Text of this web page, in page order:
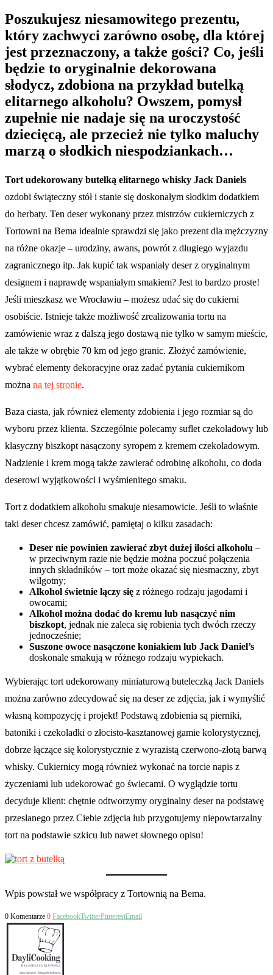
Poszukujesz niesamowitego prezentu,
który zachwyci zarówno osobę, dla której
jest przeznaczony, a także gości? Co, jeśli
będzie to oryginalnie dekorowana
słodycz, zdobiona na przykład butelką
elitarnego alkoholu? Owszem, pomysł
zupełnie nie nadaje się na uroczystość
dziecięcą, ale przecież nie tylko maluchy
marzą o słodkich niespodziankach…
Tort udekorowany butelką elitarnego whisky Jack Daniels
ozdobi świąteczny stół i stanie się doskonałym słodkim dodatkiem
do herbaty. Ten deser wykonany przez mistrzów cukierniczych z
Tortowni na Bema idealnie sprawdzi się jako prezent dla mężczyzny
na różne okazje – urodziny, awans, powrót z długiego wyjazdu
zagranicznego itp. Jak kupić tak wspaniały deser z oryginalnym
designem i naprawdę wspaniałym smakiem? Jest to bardzo proste!
Jeśli mieszkasz we Wrocławiu – możesz udać się do cukierni
osobiście. Istnieje także możliwość zrealizowania tortu na
zamówienie wraz z dalszą jego dostawą nie tylko w samym mieście,
ale także w obrębie 70 km od jego granic. Złożyć zamówienie,
wybrać elementy dekoracyjne oraz zadać pytania cukiernikom
można na tej stronie.
Baza ciasta, jak również elementy zdobienia i jego rozmiar są do
wyboru przez klienta. Szczególnie polecamy suflet czekoladowy lub
klasyczny biszkopt nasączony syropem z kremem czekoladowym.
Nadzienie i krem mogą także zawierać odrobinę alkoholu, co doda
deserowi wyjątkowości i wyśmienitego smaku.
Tort z dodatkiem alkoholu smakuje niesamowicie. Jeśli to właśnie
taki deser chcesz zamówić, pamiętaj o kilku zasadach:
Deser nie powinien zawierać zbyt dużej ilości alkoholu –
w przeciwnym razie nie będzie można poczuć połączenia
innych składników – tort może okazać się niesmaczny, zbyt
wilgotny;
Alkohol świetnie łączy się z różnego rodzaju jagodami i
owocami;
Alkohol można dodać do kremu lub nasączyć nim
biszkopt, jednak nie zaleca się robienia tych dwóch rzeczy
jednocześnie;
Suszone owoce nasączone koniakiem lub Jack Daniel’s
doskonale smakują w różnego rodzaju wypiekach.
Wybierając tort udekorowany miniaturową buteleczką Jack Daniels
można zarówno zdecydować się na deser ze zdjęcia, jak i wymyślić
własną kompozycję i projekt! Podstawą zdobienia są pierniki,
batoniki i czekoladki o złocisto-kasztanowej gamie kolorystycznej,
dobrze łączące się kolorystycznie z wyrazistą czerwono-złotą barwą
whisky. Cukiernicy mogą również wykonać na torcie napis z
życzeniami lub udekorować go świecami. O wyglądzie tortu
decyduje klient: chętnie odtworzymy oryginalny deser na podstawę
przesłanego przez Ciebie zdjęcia lub przygotujemy niepowtarzalny
tort na podstawie szkicu lub nawet słownego opisu!
Wpis powstał we współpracy z Tortownią na Bema.
0 Komentarze 0 FacebookTwitterPinterestEmail